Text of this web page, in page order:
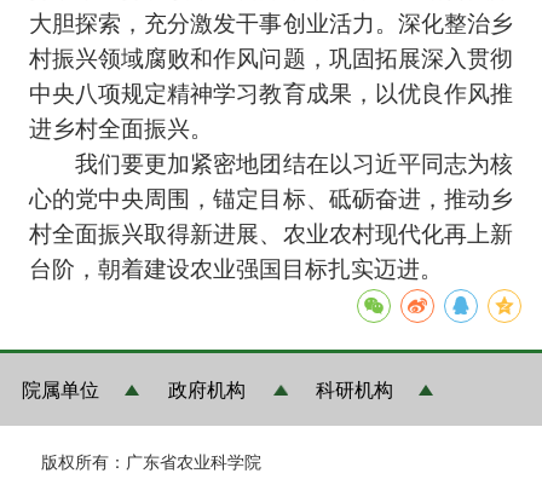
大胆探索，充分激发干事创业活力。深化整治乡
村振兴领域腐败和作风问题，巩固拓展深入贯彻
中央八项规定精神学习教育成果，以优良作风推
进乡村全面振兴。
我们要更加紧密地团结在以习近平同志为核
心的党中央周围，锚定目标、砥砺奋进，推动乡
村全面振兴取得新进展、农业农村现代化再上新
台阶，朝着建设农业强国目标扎实迈进。
院属单位 政府机构 科研机构
版权所有：广东省农业科学院